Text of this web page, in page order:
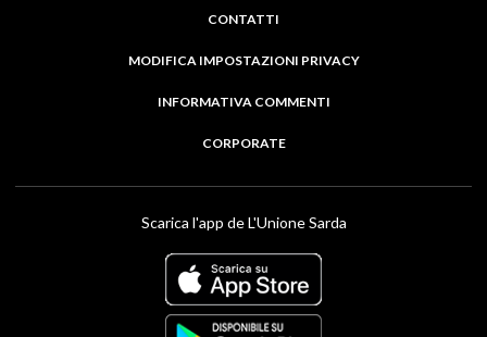
CONTATTI
MODIFICA IMPOSTAZIONI PRIVACY
INFORMATIVA COMMENTI
CORPORATE
Scarica l'app de L'Unione Sarda